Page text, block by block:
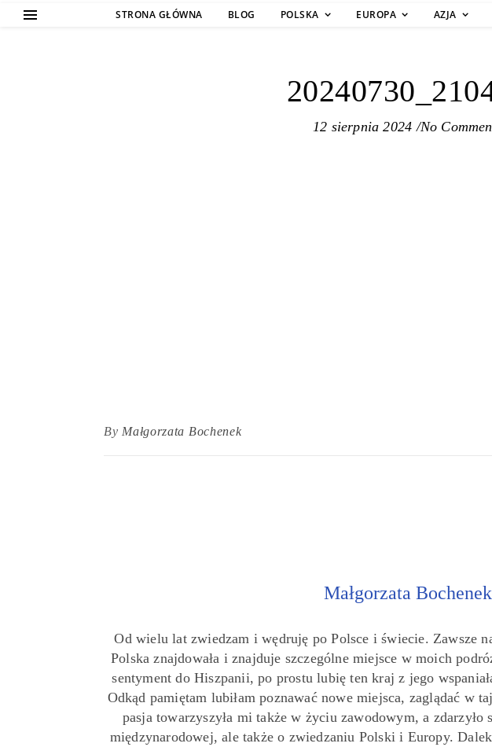
STRONA GŁÓWNA BLOG POLSKA EUROPA AZJA
12 sierpnia 2024 /No
By Małgorzata Bochenek
Małgorzata Bochenek
Od wielu lat zwiedzam i wędruję po Polsce i świecie. Zawsze
Polska znajdowała i znajduje szczególne miejsce w moich
sentyment do Hiszpanii, po prostu lubię ten kraj z jego
Odkąd pamiętam lubiłam poznawać nowe miejsca, zaglądać w
pasja towarzyszyła mi także w życiu zawodowym, a
międzynarodowej, ale także o zwiedzaniu Polski i Europy.